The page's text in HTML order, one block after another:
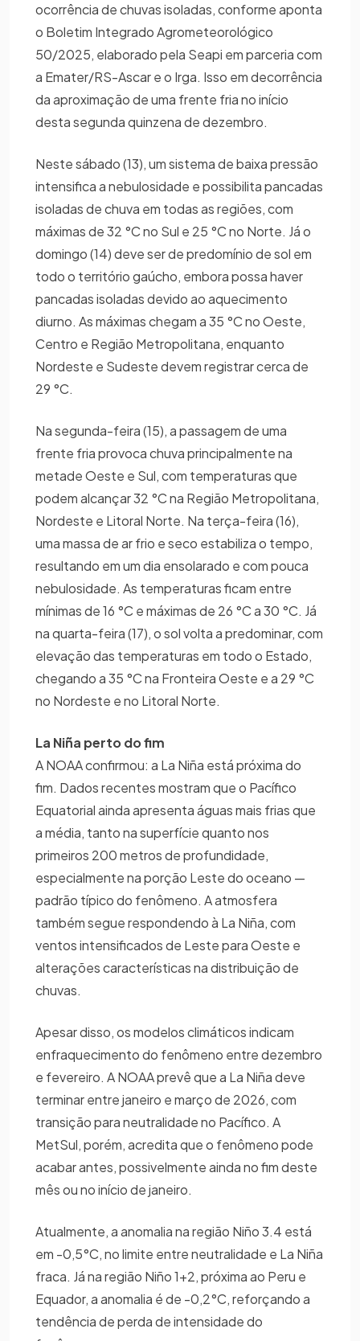
ocorrência de chuvas isoladas, conforme aponta
o Boletim Integrado Agrometeorológico
50/2025, elaborado pela Seapi em parceria com
a Emater/RS-Ascar e o Irga. Isso em decorrência
da aproximação de uma frente fria no início
desta segunda quinzena de dezembro.
Neste sábado (13), um sistema de baixa pressão
intensifica a nebulosidade e possibilita pancadas
isoladas de chuva em todas as regiões, com
máximas de 32 °C no Sul e 25 °C no Norte. Já o
domingo (14) deve ser de predomínio de sol em
todo o território gaúcho, embora possa haver
pancadas isoladas devido ao aquecimento
diurno. As máximas chegam a 35 °C no Oeste,
Centro e Região Metropolitana, enquanto
Nordeste e Sudeste devem registrar cerca de
29 °C.
Na segunda-feira (15), a passagem de uma
frente fria provoca chuva principalmente na
metade Oeste e Sul, com temperaturas que
podem alcançar 32 °C na Região Metropolitana,
Nordeste e Litoral Norte. Na terça-feira (16),
uma massa de ar frio e seco estabiliza o tempo,
resultando em um dia ensolarado e com pouca
nebulosidade. As temperaturas ficam entre
mínimas de 16 °C e máximas de 26 °C a 30 °C. Já
na quarta-feira (17), o sol volta a predominar, com
elevação das temperaturas em todo o Estado,
chegando a 35 °C na Fronteira Oeste e a 29 °C
no Nordeste e no Litoral Norte.
La Niña perto do fim
A NOAA confirmou: a La Niña está próxima do
fim. Dados recentes mostram que o Pacífico
Equatorial ainda apresenta águas mais frias que
a média, tanto na superfície quanto nos
primeiros 200 metros de profundidade,
especialmente na porção Leste do oceano —
padrão típico do fenômeno. A atmosfera
também segue respondendo à La Niña, com
ventos intensificados de Leste para Oeste e
alterações características na distribuição de
chuvas.
Apesar disso, os modelos climáticos indicam
enfraquecimento do fenômeno entre dezembro
e fevereiro. A NOAA prevê que a La Niña deve
terminar entre janeiro e março de 2026, com
transição para neutralidade no Pacífico. A
MetSul, porém, acredita que o fenômeno pode
acabar antes, possivelmente ainda no fim deste
mês ou no início de janeiro.
Atualmente, a anomalia na região Niño 3.4 está
em -0,5°C, no limite entre neutralidade e La Niña
fraca. Já na região Niño 1+2, próxima ao Peru e
Equador, a anomalia é de -0,2°C, reforçando a
tendência de perda de intensidade do